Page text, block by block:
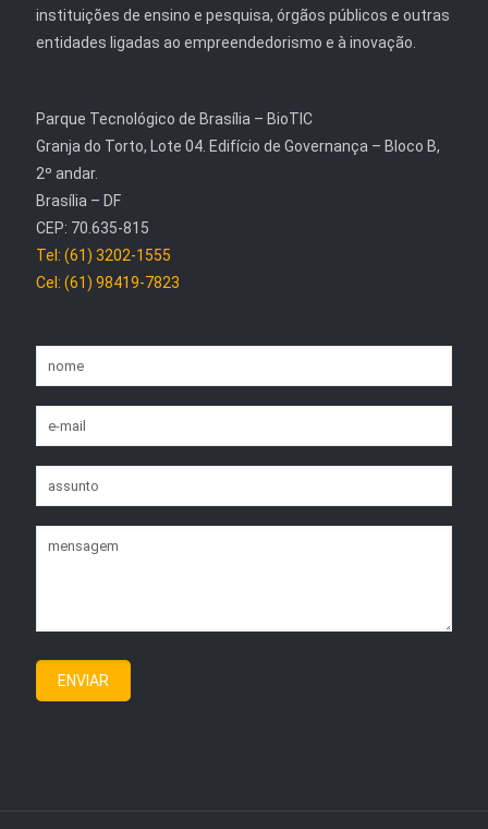
instituições de ensino e pesquisa, órgãos públicos e outras
entidades ligadas ao empreendedorismo e à inovação.
Parque Tecnológico de Brasília – BioTIC
Granja do Torto, Lote 04. Edifício de Governança – Bloco B,
2º andar.
Brasília – DF
CEP: 70.635-815
Tel: (61) 3202-1555
Cel: (61) 98419-7823